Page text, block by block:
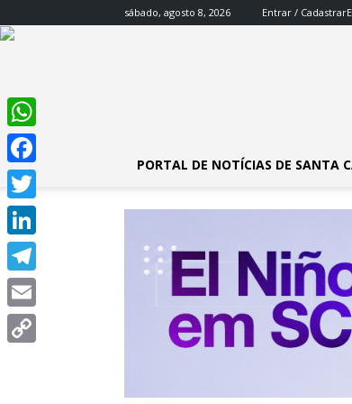
sábado, agosto 8, 2026 Entrar / Cadastrar
PORTAL DE NOTÍCIAS DE SANTA
WhatsApp
Facebook
Twitter
LinkedIn
Telegram
Email